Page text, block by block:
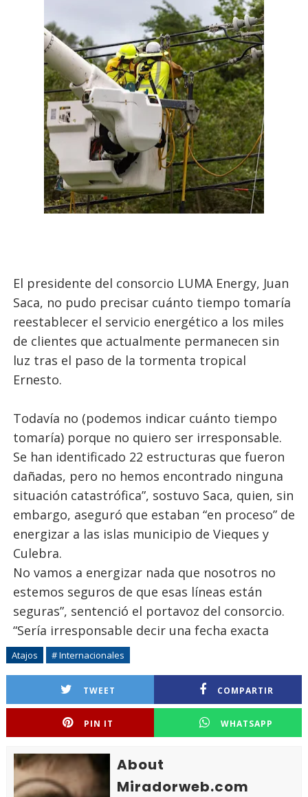
El presidente del consorcio LUMA Energy, Juan
Saca, no pudo precisar cuánto tiempo tomaría
reestablecer el servicio energético a los miles
de clientes que actualmente permanecen sin
luz tras el paso de la tormenta tropical
Ernesto.
Todavía no (podemos indicar cuánto tiempo
tomaría) porque no quiero ser irresponsable.
Se han identificado 22 estructuras que fueron
dañadas, pero no hemos encontrado ninguna
situación catastrófica”, sostuvo Saca, quien, sin
embargo, aseguró que estaban “en proceso” de
energizar a las islas municipio de Vieques y
Culebra.
No vamos a energizar nada que nosotros no
estemos seguros de que esas líneas están
seguras”, sentenció el portavoz del consorcio.
“Sería irresponsable decir una fecha exacta
Atajos # Internacionales
TWEET COMPARTIR
PIN IT WHATSAPP
About
Miradorweb.com